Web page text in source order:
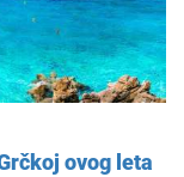
ovog leta